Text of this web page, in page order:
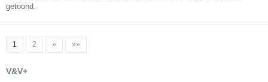
getoond.
1 2 » »»
V&V+